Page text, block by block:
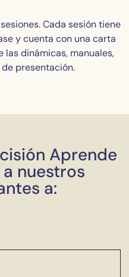
Cada sesión tiene
y cuenta con una carta
dinámicas, manuales,
presentación.
Aprende
nuestros
a: